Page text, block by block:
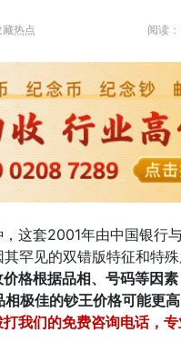
热点 阅读
这套2001年由中国银行
其罕见的双错版特征和特
格根据品相、号码等因
极佳的钞王价格可能更高
我们的免费咨询电话，